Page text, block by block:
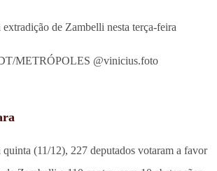
de Zambelli nesta terça-feira
METRÓPOLES @vinicius.foto
quinta (11/12), 227 deputados votaram a favor